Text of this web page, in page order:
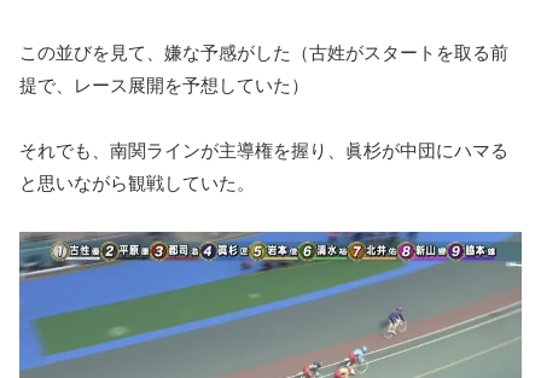
この並びを見て、嫌な予感がした（古姓がスタートを取る前
提で、レース展開を予想していた）
それでも、南関ラインが主導権を握り、眞杉が中団にハマる
と思いながら観戦していた。